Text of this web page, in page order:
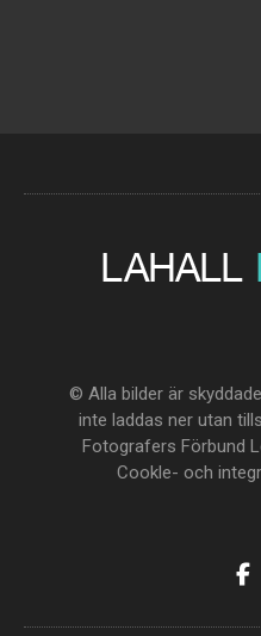
© Alla bilder är
inte laddas ner utan
Fotografers Förbund
Cookle- och